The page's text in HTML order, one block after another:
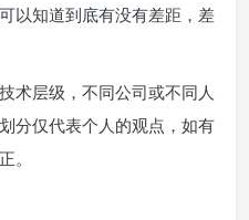
以知道到底有没有差距，差
术层级，不同公司或不同人
分仅代表个人的观点，如有
。